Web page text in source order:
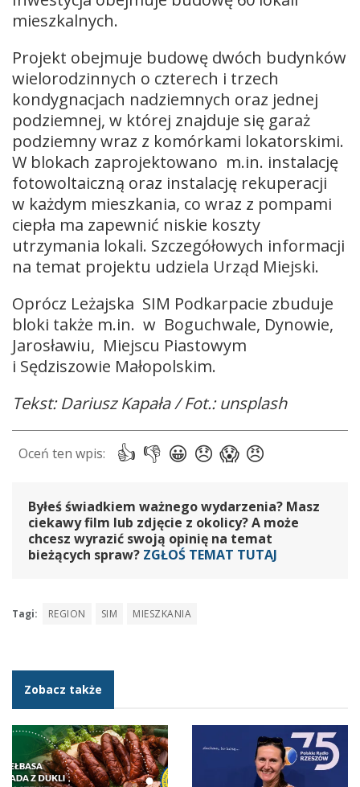
mieszkalnych.
Projekt obejmuje budowę dwóch budynków
wielorodzinnych o czterech i trzech
kondygnacjach nadziemnych oraz jednej
podziemnej, w której znajduje się garaż
podziemny wraz z komórkami lokatorskimi.
W blokach zaprojektowano m.in. instalację
fotowoltaiczną oraz instalację rekuperacji
w każdym mieszkania, co wraz z pompami
ciepła ma zapewnić niskie koszty
utrzymania lokali. Szczegółowych informacji
na temat projektu udziela Urząd Miejski.
Oprócz Leżajska SIM Podkarpacie zbuduje
bloki także m.in. w Boguchwale, Dynowie,
Jarosławiu, Miejscu Piastowym
i Sędziszowie Małopolskim.
Tekst: Dariusz Kapała / Fot.: unsplash
Byłeś świadkiem ważnego wydarzenia? Masz
ciekawy film lub zdjęcie z okolicy? A może
chcesz wyrazić swoją opinię na temat
bieżących spraw? ZGŁOŚ TEMAT TUTAJ
Tagi: REGION SIM MIESZKANIA
Zobacz także